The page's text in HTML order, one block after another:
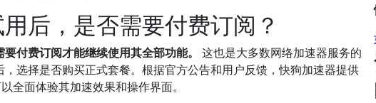
后，是否需要付费订阅？
付费订阅才能继续使用其全部功能。
这也是大多数网络加速器服务的
选择是否购买正式套餐。根据官方公告和用户反馈，快狗加速器提供
全面体验其加速效果和操作界面。